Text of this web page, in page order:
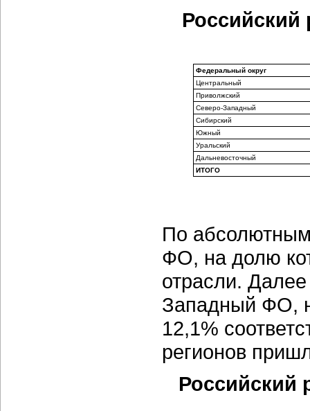
Федеральный округ
Центральный
Приволжский
Северо-Западный
Сибирский
Южный
Уральский
Дальневосточный
ИТОГО
По
ФО, на долю
отрасли.
Западный ФО,
12,1%
регионов
Российский